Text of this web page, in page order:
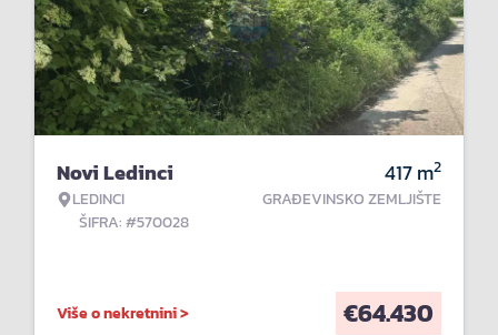
Novi Ledinci
LEDINCI
ŠIFRA: #570028
417m2
GRAĐEVINSKO ZEMLJIŠTE
Više o nekretnini > €64.430